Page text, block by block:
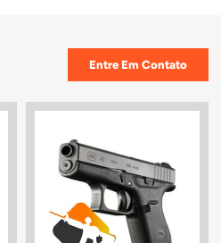
Entre Em Contato